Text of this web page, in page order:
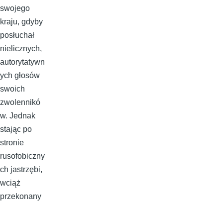
swojego
kraju, gdyby
posłuchał
nielicznych,
autorytatywn
ych głosów
swoich
zwolennikó
w. Jednak
stając po
stronie
rusofobiczny
ch jastrzębi,
wciąż
przekonany